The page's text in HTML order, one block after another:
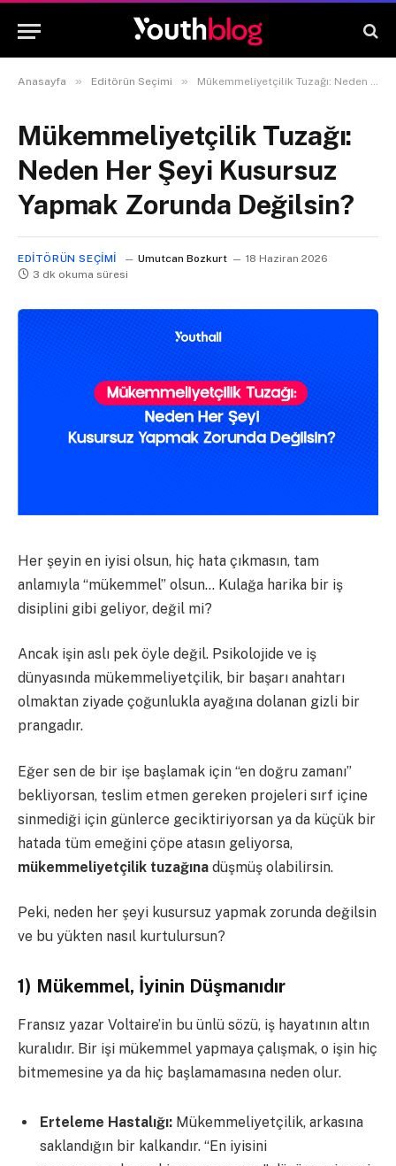
Anasayfa » Editörün Seçimi » Mükemmeliyetçilik Tuzağı: Neden Her Şeyi Kusursuz Yapmak Zorunda Değilsin?
Mükemmeliyetçilik Tuzağı:
Neden Her Şeyi Kusursuz
Yapmak Zorunda Değilsin?
EDITÖRÜN SEÇIMI Umutcan Bozkurt
18 Haziran 2026
3 dk okuma süresi
Her şeyin en iyisi olsun, hiç hata çıkmasın, tam
anlamıyla “mükemmel” olsun… Kulağa harika bir iş
disiplini gibi geliyor, değil mi?
Ancak işin aslı pek öyle değil. Psikolojide ve iş
dünyasında mükemmeliyetçilik, bir başarı anahtarı
olmaktan ziyade çoğunlukla ayağına dolanan gizli bir
prangadır.
Eğer sen de bir işe başlamak için “en doğru zamanı”
bekliyorsan, teslim etmen gereken projeleri sırf içine
sinmediği için günlerce geciktiriyorsan ya da küçük bir
hatada tüm emeğini çöpe atasın geliyorsa,
mükemmeliyetçilik tuzağına düşmüş olabilirsin.
Peki, neden her şeyi kusursuz yapmak zorunda değilsin
ve bu yükten nasıl kurtulursun?
1) Mükemmel, İyinin Düşmanıdır
Fransız yazar Voltaire’in bu ünlü sözü, iş hayatının altın
kuralıdır. Bir işi mükemmel yapmaya çalışmak, o işin hiç
bitmemesine ya da hiç başlamamasına neden olur.
Erteleme Hastalığı: Mükemmeliyetçilik, arkasına
saklandığın bir kalkandır. “En iyisini